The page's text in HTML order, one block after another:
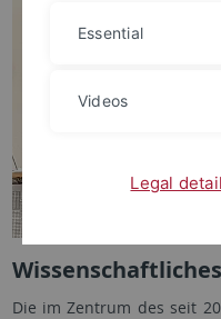
Die im Zentrum des seit
Essential
Videos
Legal